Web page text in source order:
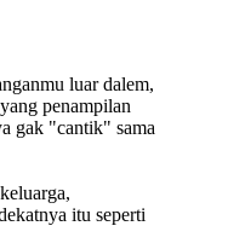
luar dalem,
penampilan
gak "cantik" sama
itu seperti